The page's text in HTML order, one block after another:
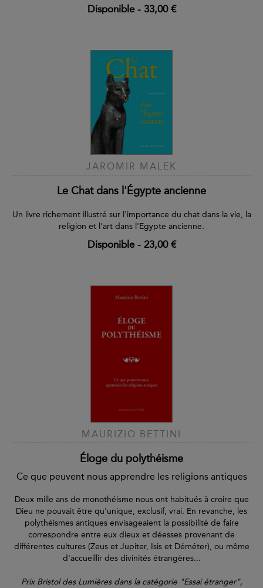
Disponible- 33,00 €
JAROMIR MALEK
Le Chat dans l'Égypte ancienne
Un livre richement illustré sur l'importance du chat dans la vie, la
religion et l'art dans l'Egypte ancienne.
Disponible- 23,00 €
MAURIZIO BETTINI
Éloge du polythéisme
Ce que peuvent nous apprendre les religions antiques
Deux mille ans de monothéisme nous ont habitués à croire que
Dieu ne pouvait être qu'unique, exclusif, vrai. En revanche, les
polythéismes antiques envisageaient la possibilité de faire
correspondre entre eux dieux et déesses provenant de
différentes cultures (Zeus et Jupiter, Isis et Déméter), ou même
d'accueillir des divinités étrangères...
Prix Bristol des Lumières dans la catégorie "Essai étranger",